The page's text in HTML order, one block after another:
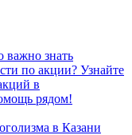
важно знать
по акции? Узнайте
в
рядом!
в Казани